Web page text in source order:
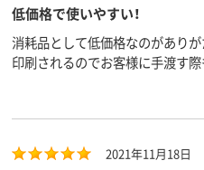
低価格で使いやすい！
消耗品として低価格なのがあり
印刷されるのでお客様に手渡す
2021年11月18日